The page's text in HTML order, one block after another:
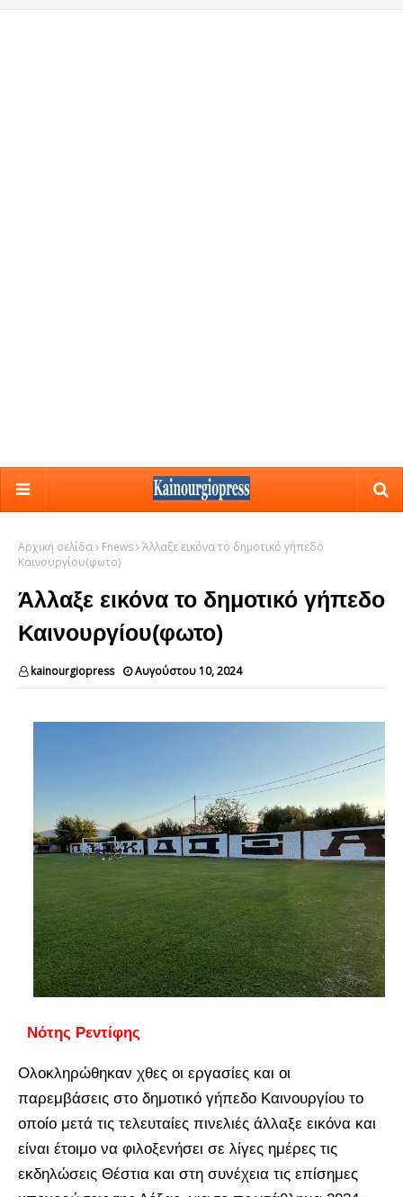
Αρχική σελίδα Fnews Άλλαξε εικόνα το δημοτικό γήπεδο
Καινουργίου(φωτο)
Άλλαξε εικόνα το δημοτικό γήπεδο
Καινουργίου(φωτο)
kainourgiopress Αυγούστου 10, 2024
Νότης Ρεντίφης
Ολοκληρώθηκαν χθες οι εργασίες και οι
παρεμβάσεις στο δημοτικό γήπεδο Καινουργίου το
οποίο μετά τις τελευταίες πινελιές άλλαξε εικόνα και
είναι έτοιμο να φιλοξενήσει σε λίγες ημέρες τις
εκδηλώσεις Θέστια και στη συνέχεια τις επίσημες